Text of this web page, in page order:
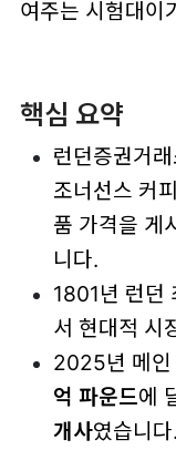
여주는 시험대이
핵심 요약
런던증권거
조너선스 커
품 가격을 게
니다.
1801년 런던
서 현대적 시
2025년 메인
억 파운드에
개사였습니다.